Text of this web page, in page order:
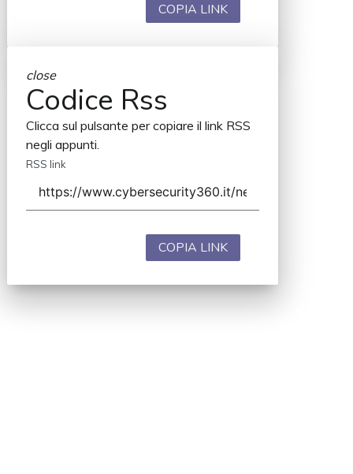
COPIA LINK
close
Codice Rss
Clicca sul pulsante per copiare il link RSS
negli appunti.
RSS link
COPIA LINK